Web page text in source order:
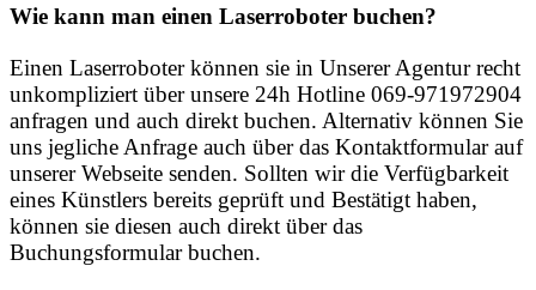
Wie kann man einen Laserroboter buchen?
Einen Laserroboter können sie in Unserer Agentur recht
unkompliziert über unsere 24h Hotline 069-971972904
anfragen und auch direkt buchen. Alternativ können Sie
uns jegliche Anfrage auch über das Kontaktformular auf
unserer Webseite senden. Sollten wir die Verfügbarkeit
eines Künstlers bereits geprüft und Bestätigt haben,
können sie diesen auch direkt über das
Buchungsformular buchen.